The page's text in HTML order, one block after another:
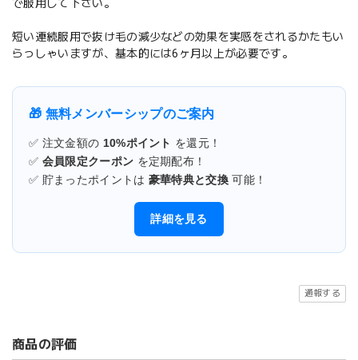
で服用して下さい。
短い連続服用で抜け毛の減少などの効果を実感をされるかたもい
らっしゃいますが、基本的には6ヶ月以上が必要です。
🎁 無料メンバーシップのご案内
✅ 注文金額の 10%ポイント を還元！
✅ 会員限定クーポン を定期配布！
✅ 貯まったポイントは 豪華特典と交換 可能！
詳細を見る
通報する
商品の評価